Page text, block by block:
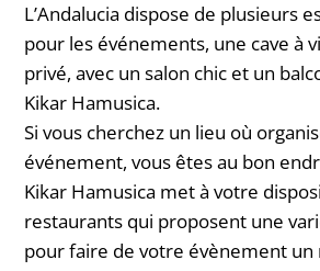
L’Andalucia dispose de plusieurs
pour les événements, une cave à
privé, avec un salon chic et un
Kikar Hamusica.
Si vous cherchez un lieu où
événement, vous êtes au bon
Kikar Hamusica met à votre
restaurants qui proposent une
pour faire de votre évènement